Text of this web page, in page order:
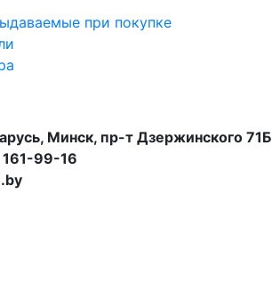
при покупке
Минск, пр-т Дзержинского 71Б
99-16